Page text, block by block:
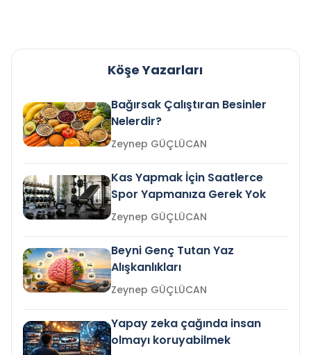
Köşe Yazarları
Bağırsak Çalıştıran Besinler
Nelerdir?
Zeynep GÜÇLÜCAN
Kas Yapmak İçin Saatlerce
Spor Yapmanıza Gerek Yok
Zeynep GÜÇLÜCAN
Beyni Genç Tutan Yaz
Alışkanlıkları
Zeynep GÜÇLÜCAN
Yapay zeka çağında insan
olmayı koruyabilmek